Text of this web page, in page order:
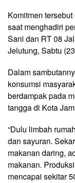
Komitmen
saat menghadiri
Sani dan RT 08
Jelutung, Sabtu
Dalam
konsumsi
berdampak pada
tangga di Kota
“Dulu limbah
dan sayuran.
makanan daring,
makanan.
mencapai sekitar